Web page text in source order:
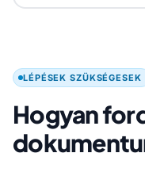
LÉPÉSEK SZÜKSÉGESEK
Hogyan